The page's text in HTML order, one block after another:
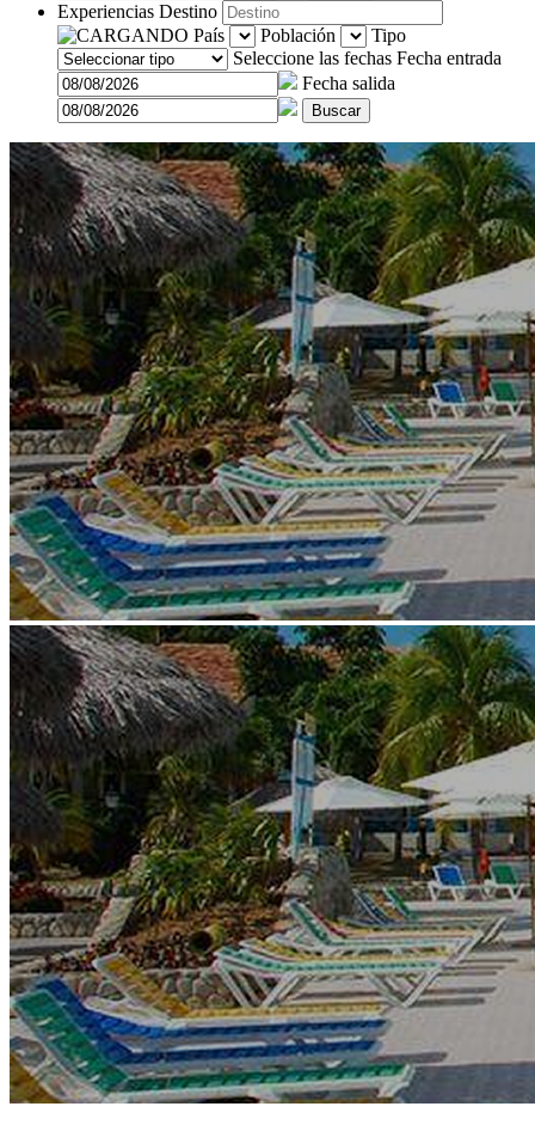
Experiencias Destino
País
Población
Tipo
Seleccione las fechas Fecha entrada
Fecha salida
Buscar